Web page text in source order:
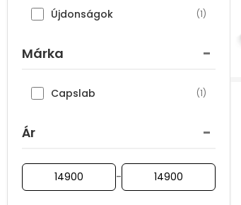
Újdonságok (1)
Márka -
Capslab (1)
Ár -
-